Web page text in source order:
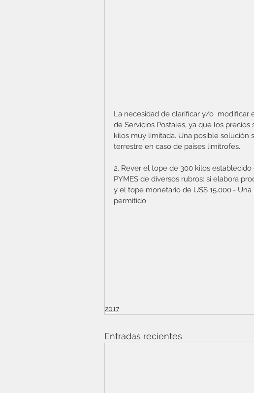
La necesidad de clarificar y/o  modificar
de Servicios Postales, ya que los
kilos muy limitada. Una posible solución
terrestre en caso de países limítrofes.
2. Rever el tope de 300 kilos
PYMES de diversos rubros: si elabora
y el tope monetario de U$S 15.000.-
permitido.
2017
Entradas recientes